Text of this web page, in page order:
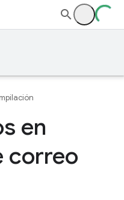
en
correo